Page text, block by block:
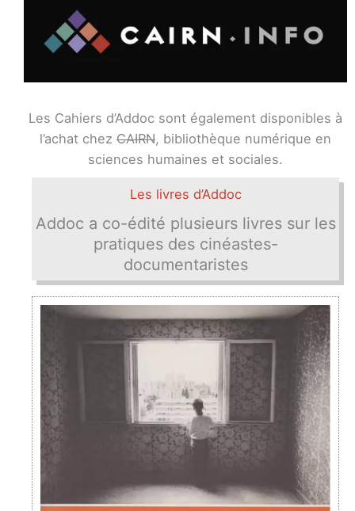
Les Cahiers d’Addoc sont également disponibles à
l’achat chez CAIRN, bibliothèque numérique en
sciences humaines et sociales.
Les livres d’Addoc
Addoc a co-édité plusieurs livres sur les
pratiques des cinéastes-
documentaristes